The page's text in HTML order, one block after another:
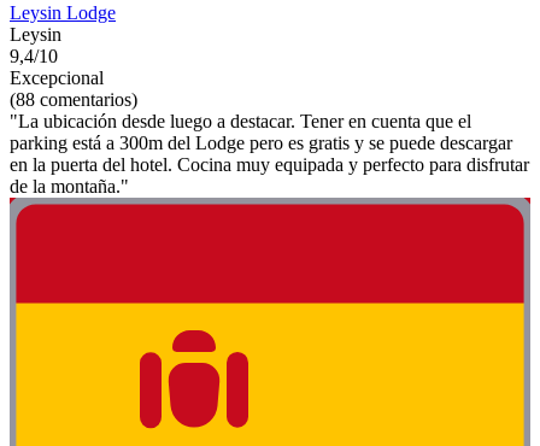
Leysin Lodge
Leysin
9,4/10
Excepcional
(88 comentarios)
"La ubicación desde luego a destacar. Tener en cuenta que el
parking está a 300m del Lodge pero es gratis y se puede descargar
en la puerta del hotel. Cocina muy equipada y perfecto para disfrutar
de la montaña."